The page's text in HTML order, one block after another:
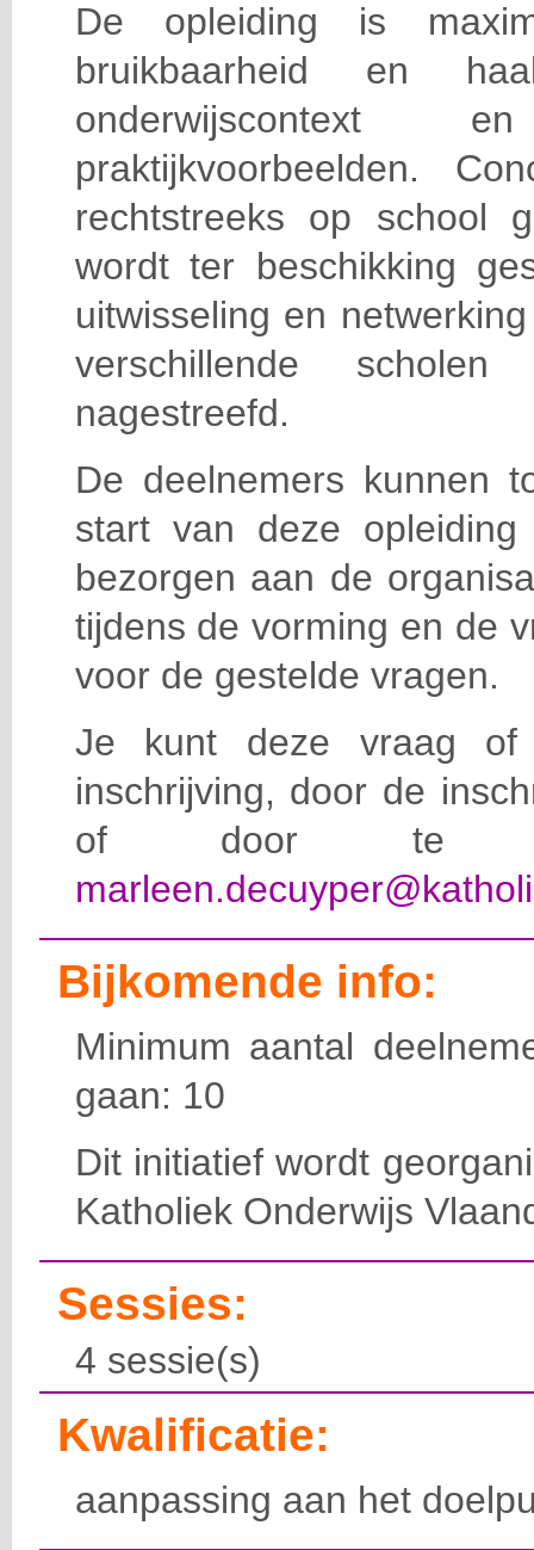
De opleiding is
bruikbaarheid en
praktijkvoorbeelden.
rechtstreeks op school
wordt ter beschikking
uitwisseling en
verschillende scholen
nagestreefd.
De deelnemers kunnen
start van deze
bezorgen aan de
tijdens de vorming en de
voor de gestelde vragen.
Je kunt deze vraag of
inschrijving, door de
of door te e-
Bijkomende info:
Minimum aantal
gaan: 10
Dit initiatief wordt
Katholiek Onderwijs
Sessies:
4 sessie(s)
Kwalificatie:
aanpassing aan het